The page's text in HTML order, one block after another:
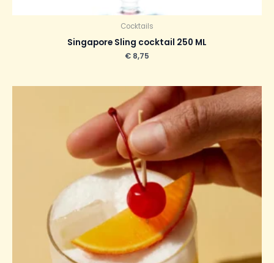
Cocktails
Singapore Sling cocktail 250 ML
€ 8,75